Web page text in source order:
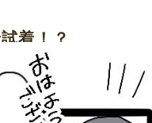
着！？